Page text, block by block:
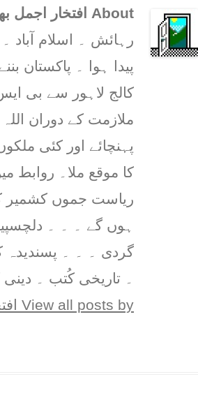
About افتخار اجمل بھوپال
رہائش ۔ اسلام
پیدا ہوا ۔ پاکستان
کالج لاہور سے بی
ملازمت کے دوران
پہنچائے اور کئی
کا موقع ملا۔ روابط
ریاست جموں کشمیر
ہوں گے ۔ ۔ ۔
گردی ۔ ۔ ۔ پسندیدہ
۔ تاریخی کُتب ۔
View all posts by افتخار اجمل بھوپال